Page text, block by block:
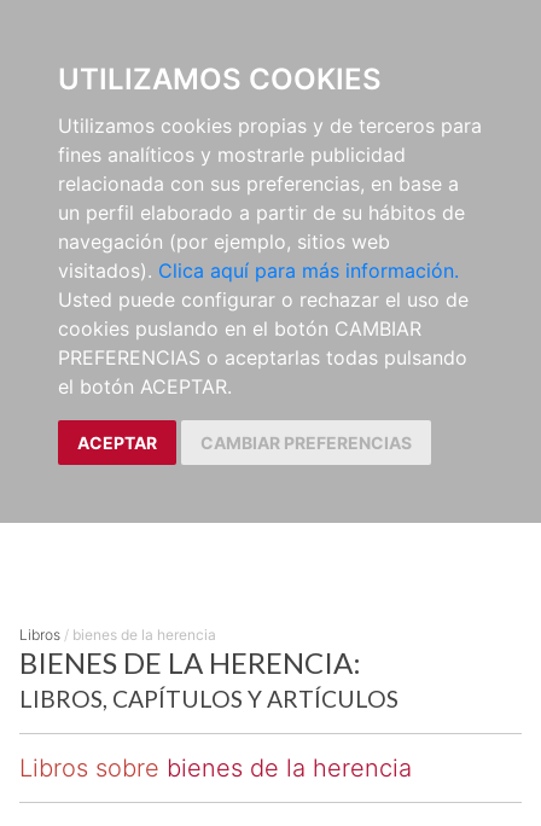
UTILIZAMOS COOKIES
Utilizamos cookies propias y de terceros para
fines analíticos y mostrarle publicidad
relacionada con sus preferencias, en base a
un perfil elaborado a partir de su hábitos de
navegación (por ejemplo, sitios web
visitados). Clica aquí para más información.
Usted puede configurar o rechazar el uso de
cookies puslando en el botón CAMBIAR
PREFERENCIAS o aceptarlas todas pulsando
el botón ACEPTAR.
ACEPTAR CAMBIAR PREFERENCIAS
Libros / bienes de la herencia
BIENES DE LA HERENCIA:
LIBROS, CAPÍTULOS Y ARTÍCULOS
Libros sobre bienes de la herencia